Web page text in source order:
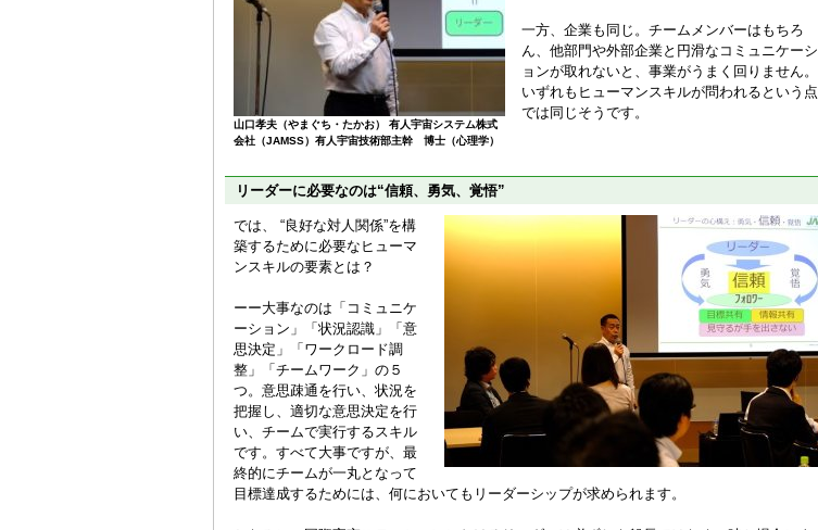
山口孝夫（やまぐち・たかお） 有人宇宙システム株式
会社（JAMSS）有人宇宙技術部主幹 博士（心理学）
一方、企業も同じ。チームメンバーはもちろ
ん、他部門や外部企業と円滑なコミュニケーシ
ョンが取れないと、事業がうまく回りません。
いずれもヒューマンスキルが問われるという点
では同じそうです。
リーダーに必要なのは“信頼、勇気、覚悟”
では、 “良好な対人関係”を構
築するために必要なヒューマ
ンスキルの要素とは？
ーー大事なのは「コミュニケ
ーション」「状況認識」「意
思決定」「ワークロード調
整」「チームワーク」の５
つ。意思疎通を行い、状況を
把握し、適切な意思決定を行
い、チームで実行するスキル
です。すべて大事ですが、最
終的にチームが一丸となって
目標達成するためには、何においてもリーダーシップが求められます。